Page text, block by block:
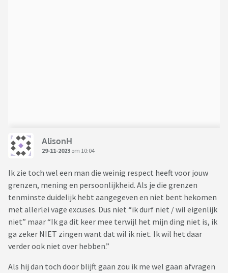
AlisonH
29-11-2023 om 10:04
Ik zie toch wel een man die weinig respect heeft voor jouw
grenzen, mening en persoonlijkheid. Als je die grenzen
tenminste duidelijk hebt aangegeven en niet bent hekomen
met allerlei vage excuses. Dus niet “ik durf niet / wil eigenlijk
niet” maar “Ik ga dit keer mee terwijl het mijn ding niet is, ik
ga zeker NIET zingen want dat wil ik niet. Ik wil het daar
verder ook niet over hebben.”
Als hij dan toch door blijft gaan zou ik me wel gaan afvragen